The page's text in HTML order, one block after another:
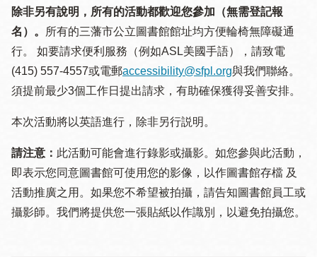
除非另有說明，所有的活動都歡迎您參加（無需登記報
名）。
所有的三藩市公立圖書館館址均方便輪椅無障礙通
行。 如要請求便利服務（例如ASL美國手語），請致電
(415) 557-4557或電郵accessibility@sfpl.org與我們聯絡。
須提 前最少3個工作日提出請求，有助確保獲得妥善安排。
本次活動將以英語進行，除非另行説明。
請注意： 此活動可能會進行錄影或攝影。如您參與此活動，
即表示您同意圖書館可使用您的影像，以作圖書館存檔 及
活動推廣之用。如果您不希望被拍攝，請告知圖書館員工或
攝影師。我們將提供您一張貼紙以作識別，以避免拍攝您。